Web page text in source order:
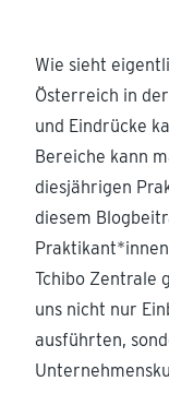
Wie sieht
Österreich in
und Eindrücke
Bereiche kann
diesjährigen
diesem
Tchibo Zentrale
uns nicht nur
ausführten,